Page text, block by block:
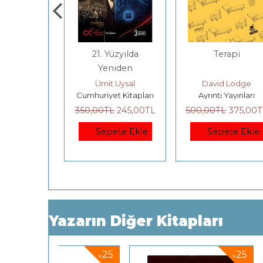
21. Yüzyılda
Yeniden
Cumhuriyet
Ümit Uysal
Cumhuriyet Kitapları
350,00TL 245,00TL
Sepete Ekle
Terapi
David Lodge
Ayrıntı Yayınları
500,00TL 375,00
Sepete Ekle
Yazarın Diğer Kitapları
%25